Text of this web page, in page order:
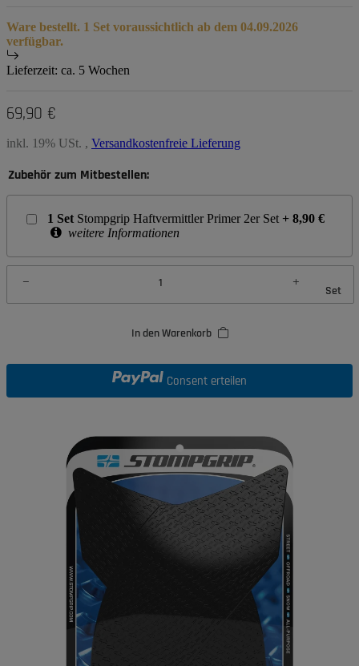
Ware bestellt. 1 Set voraussichtlich ab dem 04.09.2026
verfügbar.
Lieferzeit: ca. 5 Wochen
69,90 €
inkl. 19% USt. , Versandkostenfreie Lieferung
Zubehör zum Mitbestellen:
1 Set Stompgrip Haftvermittler Primer 2er Set + 8,90 €
weitere Informationen
Set
In den Warenkorb
Consent erteilen